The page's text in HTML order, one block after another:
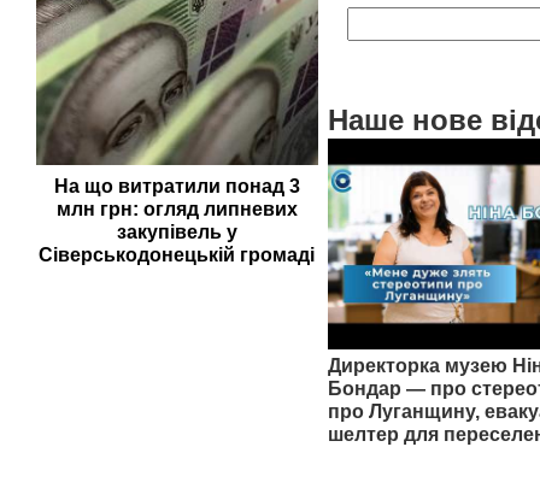
На що витратили понад 3
млн грн: огляд липневих
закупівель у
Сіверськодонецькій громаді
Наше нове
Директорка музею
Бондар — про
про Луганщину,
шелтер для